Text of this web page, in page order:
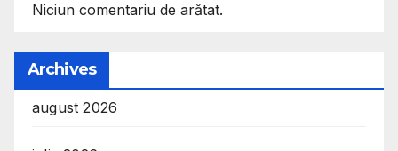
Niciun comentariu de arătat.
Archives
august 2026